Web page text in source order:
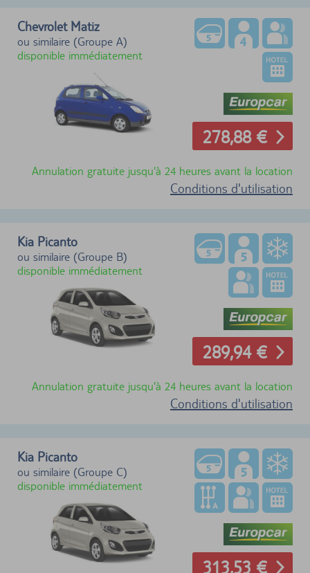
Chevrolet Matiz
ou similaire (Groupe A)
disponible immédiatement
278,88 €
Annulation gratuite jusqu'à 24 heures avant la location
Conditions d'utilisation
Kia Picanto
ou similaire (Groupe B)
disponible immédiatement
289,94 €
Annulation gratuite jusqu'à 24 heures avant la location
Conditions d'utilisation
Kia Picanto
ou similaire (Groupe C)
disponible immédiatement
313,53 €